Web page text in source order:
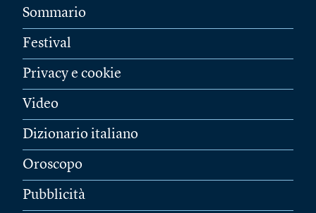
Sommario
Festival
Privacy e cookie
Video
Dizionario italiano
Oroscopo
Pubblicità